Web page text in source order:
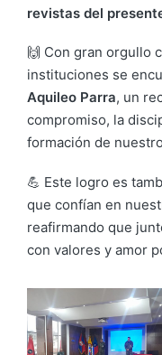
revistas del
🙌 Con gran orgullo
instituciones se
Aquileo Parra, un
compromiso, la
formación de
💪 Este logro es
que confían en
reafirmando que
con valores y amor